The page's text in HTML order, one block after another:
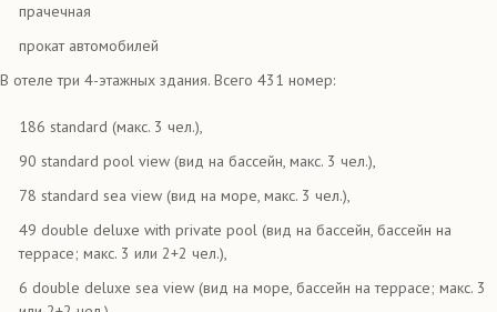
прачечная
прокат автомобилей
В отеле три 4-этажных здания. Всего 431 номер:
186 standard (макс. 3 чел.),
90 standard pool view (вид на бассейн, макс. 3 чел.),
78 standard sea view (вид на море, макс. 3 чел.),
49 double deluxe with private pool (вид на бассейн, бассейн на
террасе; макс. 3 или 2+2 чел.),
6 double deluxe sea view (вид на море, бассейн на террасе; макс. 3